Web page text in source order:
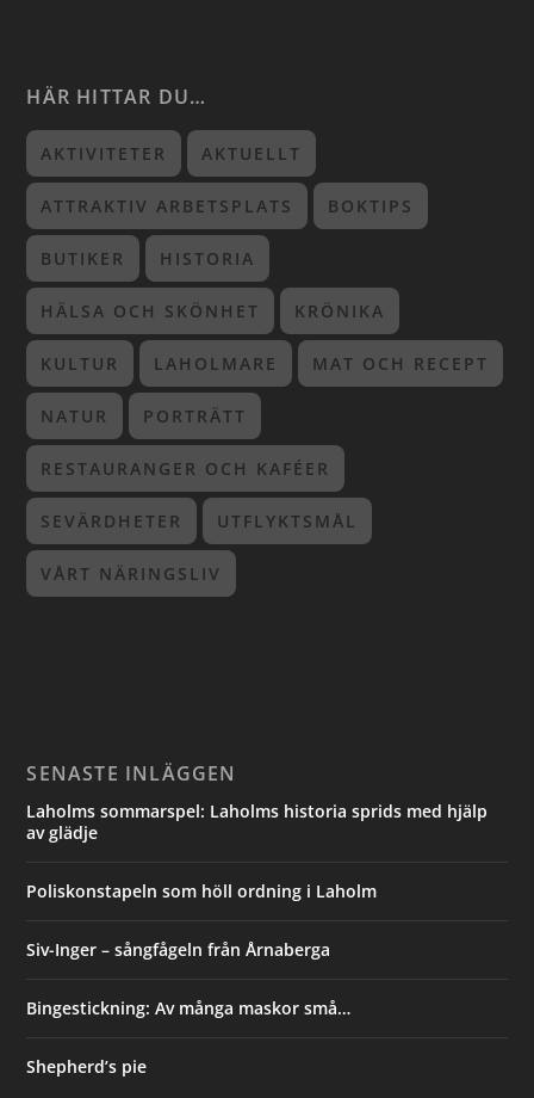
HÄR HITTAR DU…
AKTIVITETER AKTUELLT
ATTRAKTIV ARBETSPLATS BOKTIPS
BUTIKER HISTORIA
HÄLSA OCH SKÖNHET KRÖNIKA
KULTUR LAHOLMARE MAT OCH RECEPT
NATUR PORTRÄTT
RESTAURANGER OCH KAFÉER
SEVÄRDHETER UTFLYKTSMÅL
VÅRT NÄRINGSLIV
SENASTE INLÄGGEN
Laholms sommarspel: Laholms historia sprids med hjälp
av glädje
Poliskonstapeln som höll ordning i Laholm
Siv-Inger – sångfågeln från Årnaberga
Bingestickning: Av många maskor små…
Shepherd’s pie